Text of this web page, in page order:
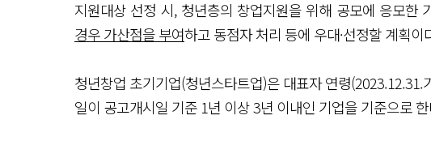
지원대상 선정 시, 청년층의 창업지원을 위해 공모에 응모한
경우 가산점을 부여하고 동점자 처리 등에 우대·선정할 계획이
청년창업 초기기업(청년스타트업)은 대표자 연령
일이 공고개시일 기준 1년 이상 3년 이내인 기업을 기준으로